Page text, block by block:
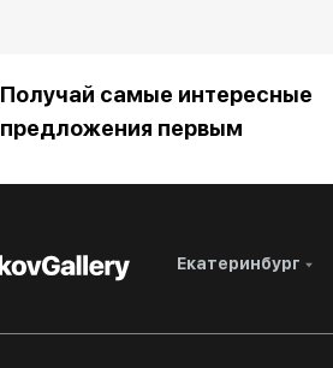
Получай самые интересные
предложения первым
Екатеринбург